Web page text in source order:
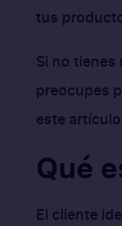
tus
Si no tienes
preocupes
este
Qué
El cliente